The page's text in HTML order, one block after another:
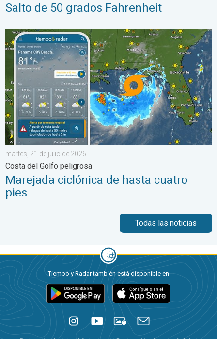
Salto de 50 grados Fahrenheit
Marejada ciclónica de hasta cuatro pies. Costa del Golfo
martes, 21 de julio de 2026
Costa del Golfo peligrosa
Marejada ciclónica de hasta cuatro
pies
Todas las noticias
Tiempo y Radar también está disponible en